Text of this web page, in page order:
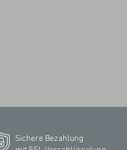
Sichere Bezahlung